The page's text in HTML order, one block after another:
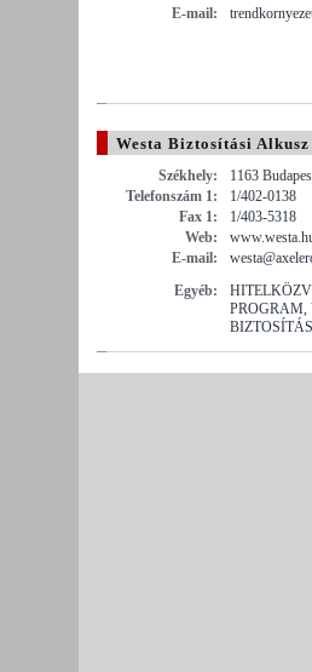
E-mail:
Westa Biztosítási
Székhely:
1163
Telefonszám 1:
1/402-0138
Fax 1:
1/403-5318
Web:
E-mail:
Egyéb:
PROGRAM,